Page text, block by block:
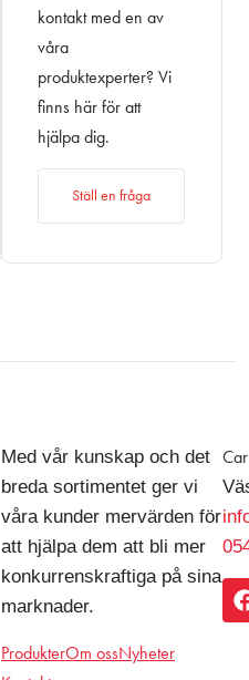
kontakt med en av
våra
produktexperter? Vi
finns här för att
hjälpa dig.
Ställ en fråga
Med vår kunskap och det
breda sortimentet ger vi
våra kunder mervärden för
att hjälpa dem att bli mer
konkurrenskraftiga på sina
marknader.
ProdukterOm ossNyheter